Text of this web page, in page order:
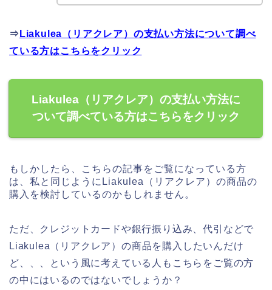
⇒ Liakulea（リアクレア）の支払い方法について調べ
ている方はこちらをクリック
Liakulea（リアクレア）の支払い方法に
ついて調べている方はこちらをクリック
もしかしたら、こちらの記事をご覧になっている方
は、私と同じようにLiakulea（リアクレア）の商品の
購入を検討しているのかもしれません。
ただ、クレジットカードや銀行振り込み、代引などで
Liakulea（リアクレア）の商品を購入したいんだけ
ど、、、という風に考えている人もこちらをご覧の方
の中にはいるのではないでしょうか？